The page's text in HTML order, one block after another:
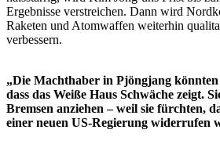
Ergebnisse verstreichen. Dann wird
Raketen und Atomwaffen weiterhin
verbessern.
„Die Machthaber in Pjöngjang
dass das Weiße Haus Schwäche zeigt.
Bremsen anziehen – weil sie fürchten,
einer neuen US-Regierung widerrufen